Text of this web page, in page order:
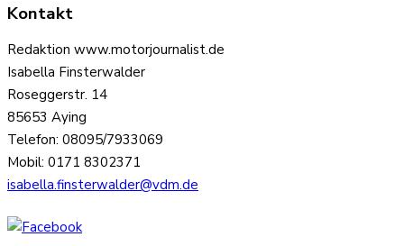
Kontakt
Redaktion www.motorjournalist.de
Isabella Finsterwalder
Roseggerstr. 14
85653 Aying
Telefon: 08095/7933069
Mobil: 0171 8302371
isabella.finsterwalder@vdm.de